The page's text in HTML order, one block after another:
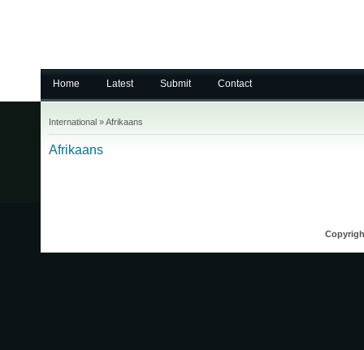
Home Latest Submit Contact
International »Afrikaans
Afrikaans